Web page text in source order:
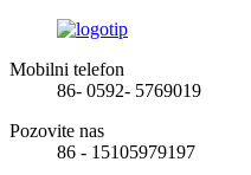
Mobilni telefon
86- 0592- 5769019
Pozovite nas
86 - 15105979197